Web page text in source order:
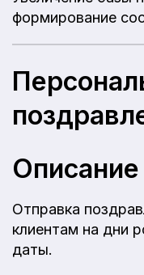
формирование
Отправка
клиентам на дни
даты.